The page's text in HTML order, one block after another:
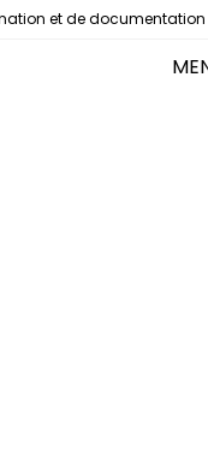
et de documentation